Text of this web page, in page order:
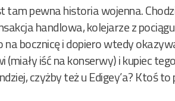
pewna historia wojenna.
handlowa, kolejarze z
bocznicę i dopiero wtedy
iść na konserwy) i kupiec
czyżby też u Edigey’a? Ktoś